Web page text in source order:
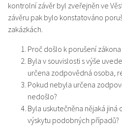
kontrolní závěr byl zveřejněn ve
závěru pak bylo konstatováno
zakázkách.
Proč došlo k porušení
Byla v souvislosti s výše
určena zodpovědná osoba,
Pokud nebyla určena
nedošlo?
Byla uskutečněna nějaká
výskytu podobných případů?